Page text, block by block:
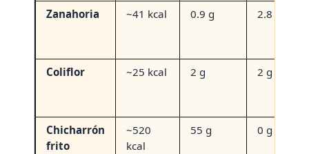
Zanahoria
~41 kcal 0.9 g 2.8 g
Coliflor
~25 kcal 2 g 2 g
Chicharrón
frito
~520
kcal
55 g 0 g